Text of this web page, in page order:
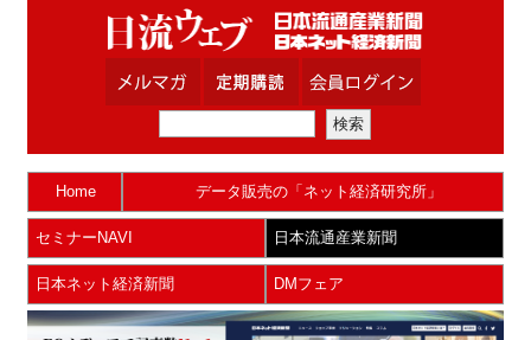
Home データ販売の「ネット経済研究所」
セミナーNAVI 日本流通産業新聞
日本ネット経済新聞 DMフェア